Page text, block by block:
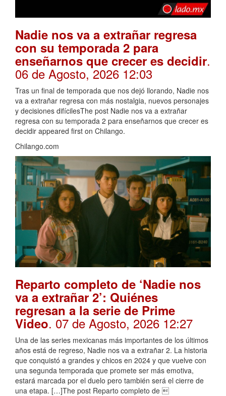
Nadie nos va a extrañar regresa
con su temporada 2 para
enseñarnos que crecer es decidir.
06 de Agosto, 2026 12:03
Tras un final de temporada que nos dejó llorando, Nadie nos
va a extrañar regresa con más nostalgia, nuevos personajes
y decisiones difícilesThe post Nadie nos va a extrañar
regresa con su temporada 2 para enseñarnos que crecer es
decidir appeared first on Chilango.
Chilango.com
Reparto completo de ‘Nadie nos
va a extrañar 2’: Quiénes
regresan a la serie de Prime
Video. 07 de Agosto, 2026 12:27
Una de las series mexicanas más importantes de los últimos
años está de regreso, Nadie nos va a extrañar 2. La historia
que conquistó a grandes y chicos en 2024 y que vuelve con
una segunda temporada que promete ser más emotiva,
estará marcada por el duelo pero también será el cierre de
una etapa. […]The post Reparto completo de 